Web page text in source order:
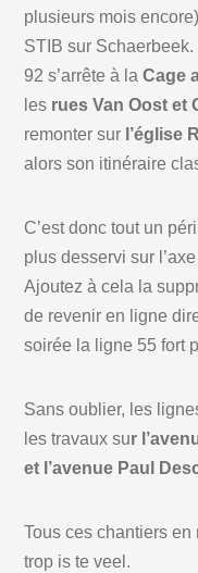
plusieurs mois
STIB sur
92 s’arrête à la Cage
les rues Van Oost et
remonter sur l’église
alors son itinéraire
C’est donc tout un
plus desservi sur
Ajoutez à cela la
de revenir en ligne
soirée la ligne 55 fort
Sans oublier, les
les travaux sur
et l’avenue Paul
Tous ces chantiers en
trop is te veel.